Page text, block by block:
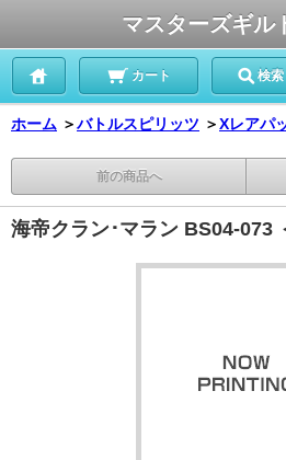
マスターズギル
カート 検索
ホーム ＞バトルスピリッツ ＞Xレアパ
前の商品へ
海帝クラン･マラン BS04-073